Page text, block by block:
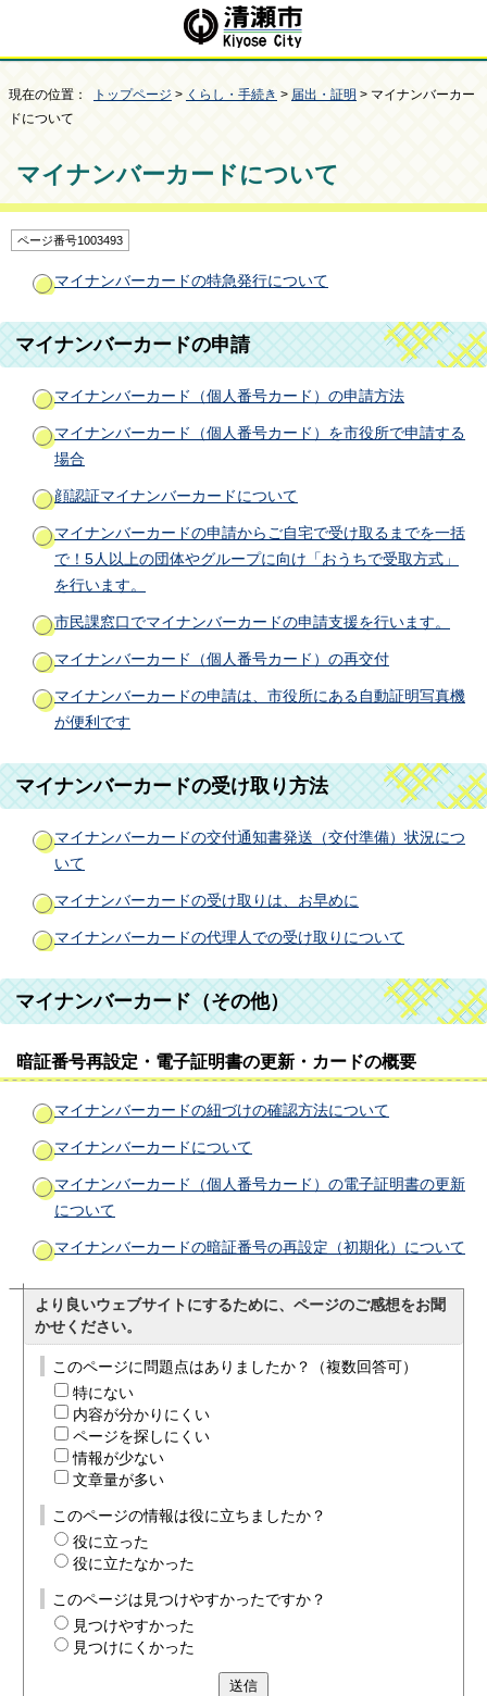
現在の位置： トップページ > くらし・手続き > 届出・証明 > マイナンバーカー
ドについて
マイナンバーカードについて
ページ番号1003493
マイナンバーカードの特急発行について
マイナンバーカードの申請
マイナンバーカード（個人番号カード）の申請方法
マイナンバーカード（個人番号カード）を市役所で申請する
場合
顔認証マイナンバーカードについて
マイナンバーカードの申請からご自宅で受け取るまでを一括
で！5人以上の団体やグループに向け「おうちで受取方式」
を行います。
市民課窓口でマイナンバーカードの申請支援を行います。
マイナンバーカード（個人番号カード）の再交付
マイナンバーカードの申請は、市役所にある自動証明写真機
が便利です
マイナンバーカードの受け取り方法
マイナンバーカードの交付通知書発送（交付準備）状況につ
いて
マイナンバーカードの受け取りは、お早めに
マイナンバーカードの代理人での受け取りについて
マイナンバーカード（その他）
暗証番号再設定・電子証明書の更新・カードの概要
マイナンバーカードの紐づけの確認方法について
マイナンバーカードについて
マイナンバーカード（個人番号カード）の電子証明書の更新
について
マイナンバーカードの暗証番号の再設定（初期化）について
より良いウェブサイトにするために、ページのご感想をお聞
かせください。
このページに問題点はありましたか？（複数回答可）
特にない
内容が分かりにくい
ページを探しにくい
情報が少ない
文章量が多い
このページの情報は役に立ちましたか？
役に立った
役に立たなかった
このページは見つけやすかったですか？
見つけやすかった
見つけにくかった
送信